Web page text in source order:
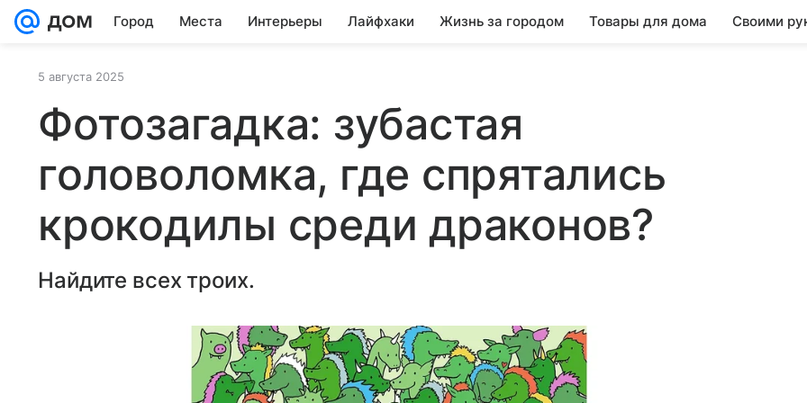
Город Места Интерьеры Лайфхаки Жизнь за городом Товары для дома Своими
5 августа 2025
Фотозагадка: зубастая
головоломка, где спрятались
крокодилы среди драконов?
Найдите всех троих.